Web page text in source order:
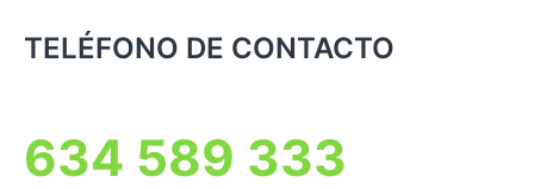
TELÉFONO DE CONTACTO
634 589 333